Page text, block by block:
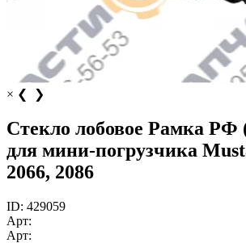
× ❮ ❯
Стекло лобовое Рамка РФ
для мини-погрузчика
2066, 2086
ID: 429059
Арт:
Арт: